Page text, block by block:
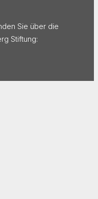
Sie über die
Stiftung: